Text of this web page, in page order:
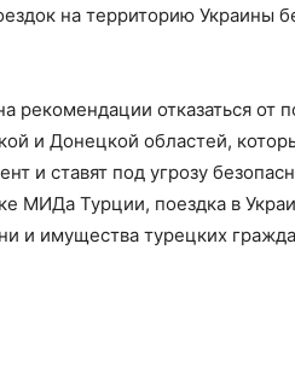
на территорию Украины
рекомендации отказаться от
и Донецкой областей,
и ставят под угрозу
МИДа Турции, поездка в
и имущества турецких